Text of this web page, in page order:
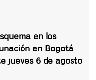
en los
en Bogotá
jueves 6 de agosto